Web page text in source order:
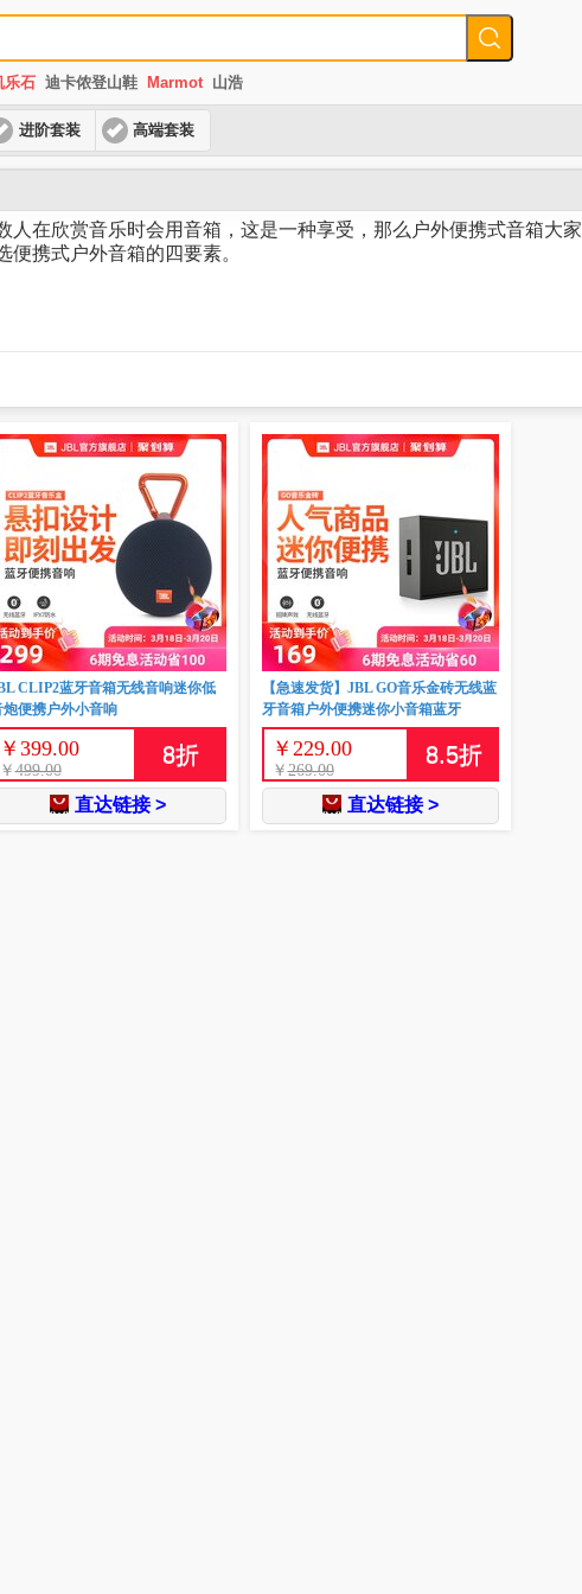
乐石 迪卡侬登山鞋 Marmot 山浩
进阶套装 高端套装
人在欣赏音乐时会用音箱，这是一种享受，那么户外便携式音箱大家
携式户外音箱的四要素。
CLIP2蓝牙音箱无线音响迷你低
炮便携户外小音响
￥ 399.00
￥499.00
8折
直达链接 >
【急速发货】JBL GO音乐金砖无线蓝
牙音箱户外便携迷你小音箱蓝牙
￥ 229.00
￥269.00
8.5折
直达链接 >